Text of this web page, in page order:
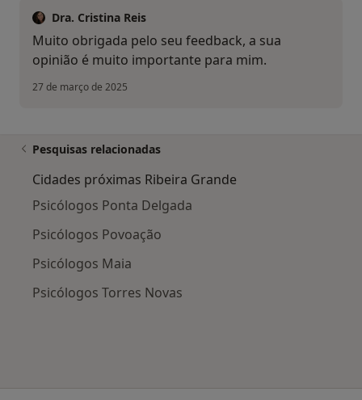
Dra. Cristina Reis
Muito obrigada pelo seu feedback, a sua
opinião é muito importante para mim.
27 de março de 2025
Pesquisas relacionadas
Cidades próximas Ribeira Grande
Psicólogos Ponta Delgada
Psicólogos Povoação
Psicólogos Maia
Psicólogos Torres Novas